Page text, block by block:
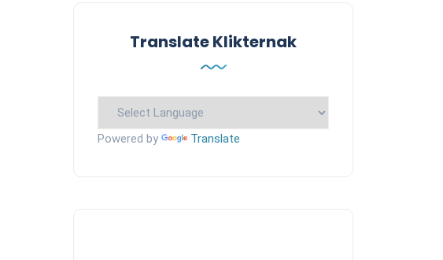
Translate Klikternak
Powered by Translate